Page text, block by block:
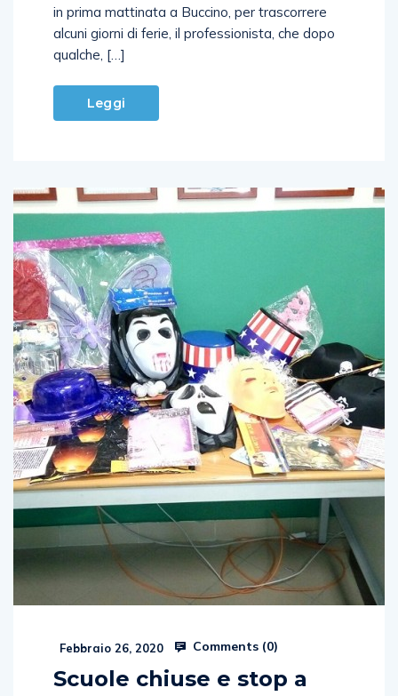
in prima mattinata a Buccino, per trascorrere
alcuni giorni di ferie, il professionista, che dopo
qualche, […]
Leggi
Febbraio 26, 2020 Comments (0)
Scuole chiuse e stop a